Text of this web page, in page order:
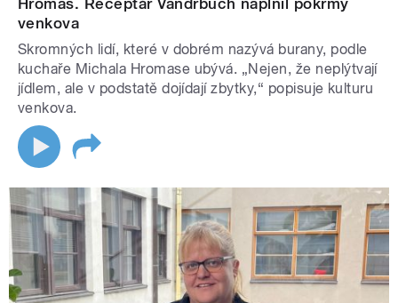
venkova
Skromných lidí, které v dobrém nazývá burany, podle
kuchaře Michala Hromase ubývá. „Nejen, že neplýtvají
jídlem, ale v podstatě dojídají zbytky,“ popisuje kulturu
venkova.